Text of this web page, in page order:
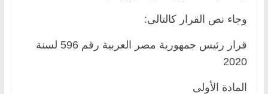
وجاء نص القرار كالتالى:
قرار رئيس جمهورية مصر العربية رقم 596 لسنة
2020
المادة الأولى